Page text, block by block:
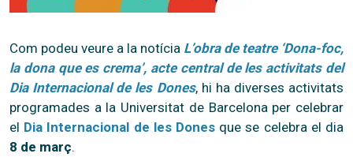
Com podeu veure a la notícia L’obra de teatre ‘Dona-foc,
la dona que es crema’, acte central de les activitats del
Dia Internacional de les Dones, hi ha diverses activitats
programades a la Universitat de Barcelona per celebrar
el Dia Internacional de les Dones que se celebra el dia
8 de març.